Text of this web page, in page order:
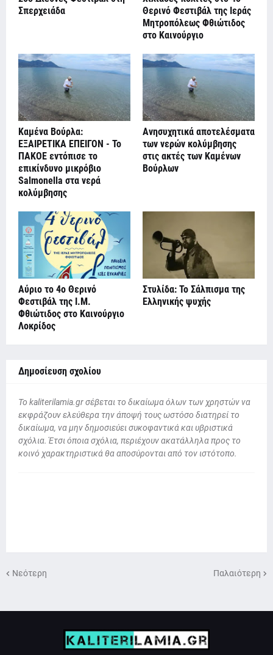
Σπερχειάδα
Θερινό Φεστιβάλ της Ιεράς
Μητροπόλεως Φθιώτιδος
στο Καινούργιο
Καμένα Βούρλα:
ΕΞΑΙΡΕΤΙΚΑ ΕΠΕΙΓΟΝ - Το
ΠΑΚΟΕ εντόπισε το
επικίνδυνο μικρόβιο
Salmonella στα νερά
κολύμβησης
Ανησυχητικά αποτελέσματα
των νερών κολύμβησης
στις ακτές των Καμένων
Βούρλων
Αύριο το 4ο Θερινό
Φεστιβάλ της Ι.Μ.
Φθιώτιδος στο Καινούργιο
Λοκρίδος
Στυλίδα: Το Σάλπισμα της
Ελληνικής ψυχής
Δημοσίευση σχολίου
To kaliterilamia.gr σέβεται το δικαίωμα όλων των χρηστών να
εκφράζουν ελεύθερα την άποψή τους ωστόσο διατηρεί το
δικαίωμα, να μην δημοσιεύει συκοφαντικά και υβριστικά
σχόλια. Έτσι όποια σχόλια, περιέχουν ακατάλληλα προς το
κοινό χαρακτηριστικά θα αποσύρονται από τον ιστότοπο.
Νεότερη Παλαιότερη